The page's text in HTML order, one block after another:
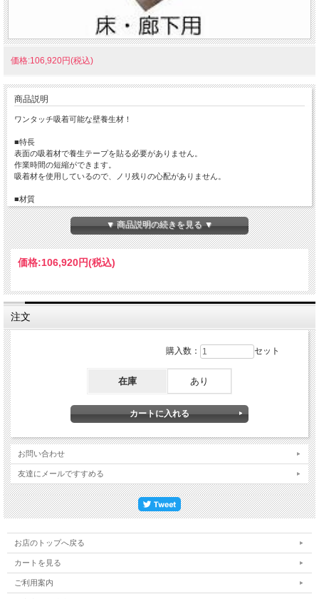
価格:106,920円(税込)
商品説明
ワンタッチ吸着可能な壁養生材！
■特長
表面の吸着材で養生テープを貼る必要がありません。
作業時間の短縮ができます。
吸着材を使用しているので、ノリ残りの心配がありません。
■材質
表面：ポリエステル、裏面：アクリル樹脂
■用途
引越しの搬入・搬出、リフォーム現場
モデルルーム・モデルハウス
▼ 商品説明の続きを見る ▼
価格:106,920円(税込)
注文
購入数： セット
在庫 あり
お問い合わせ
友達にメールですすめる
お店のトップへ戻る
カートを見る
ご利用案内